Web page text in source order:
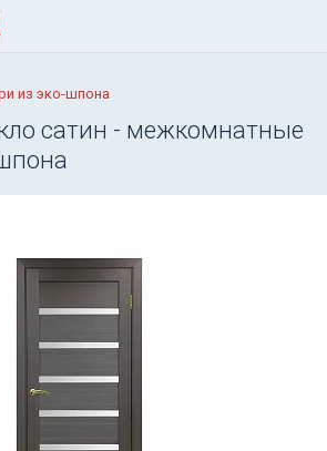
из эко-шпона
сатин - межкомнатные